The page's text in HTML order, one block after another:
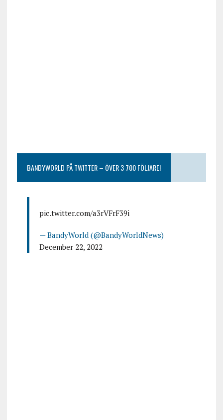
BANDYWORLD PÅ TWITTER – ÖVER 3 700 FÖLJARE!
pic.twitter.com/a3rVFrF39i
— BandyWorld (@BandyWorldNews)
December 22, 2022